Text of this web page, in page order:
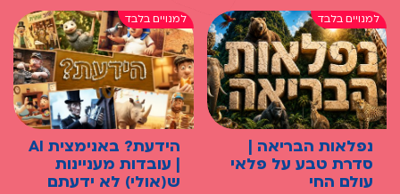
נפלאות הבריאה |
סדרת טבע על פלאי
עולם החי
הידעת? באנימצית AI
| עובדות מעניינות
ש(אולי) לא ידעתם